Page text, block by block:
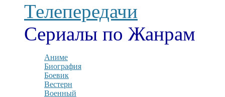
Телепередачи
Сериалы по Жанрам
Аниме
Биография
Боевик
Вестерн
Военный